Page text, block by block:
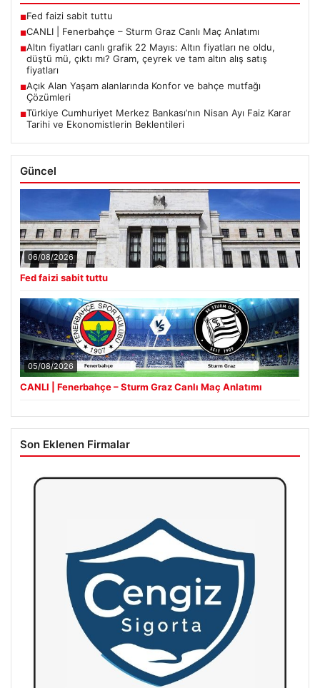
■Fed faizi sabit tuttu
■CANLI | Fenerbahçe – Sturm Graz Canlı Maç Anlatımı
■Altın fiyatları canlı grafik 22 Mayıs: Altın fiyatları ne oldu,
düştü mü, çıktı mı? Gram, çeyrek ve tam altın alış satış
fiyatları
■Açık Alan Yaşam alanlarında Konfor ve bahçe mutfağı
Çözümleri
■Türkiye Cumhuriyet Merkez Bankası’nın Nisan Ayı Faiz Karar
Tarihi ve Ekonomistlerin Beklentileri
Güncel
06/08/2026
Fed faizi sabit tuttu
05/08/2026
CANLI | Fenerbahçe – Sturm Graz Canlı Maç Anlatımı
Son Eklenen Firmalar